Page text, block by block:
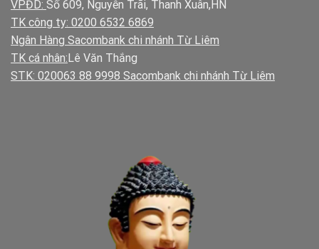
VPĐD: Số 609, Nguyễn Trãi, Thanh Xuân,HN
TK công ty: 0200 6532 6869
Ngân Hàng Sacombank chi nhánh Từ Liêm
TK cá nhân:Lê Văn Thắng
STK: 020063 88 9998 Sacombank chi nhánh Từ Liêm